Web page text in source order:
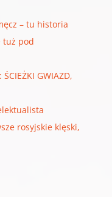
– tu historia
tuż pod
GWIAZD,
rosyjskie klęski,